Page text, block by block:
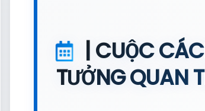
| CUỘC
TƯỞNG QUAN